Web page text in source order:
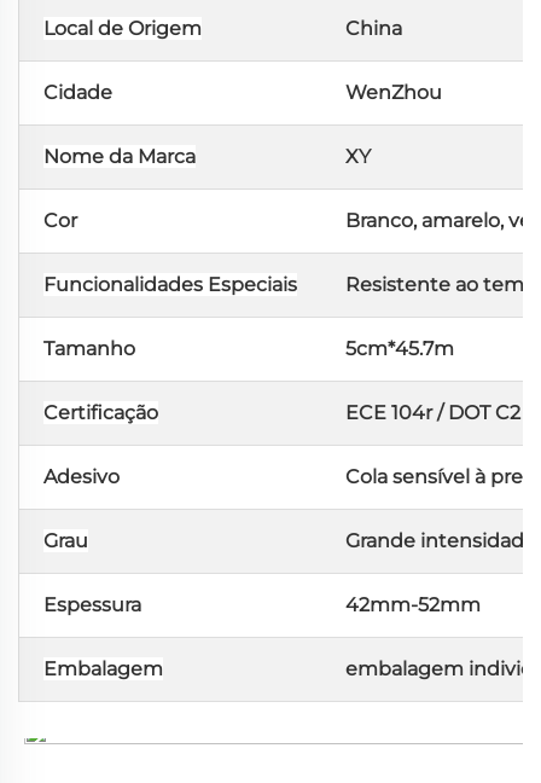
Local de Origem China
Cidade WenZhou
Nome da Marca XY
Cor Branco, amarelo,
Funcionalidades Especiais Resistente ao
Tamanho 5cm*45.7m
Certificação ECE 104r / DOT C2
Adesivo Cola sensível à
Grau Grande intensidade
Espessura 42mm-52mm
Embalagem embalagem